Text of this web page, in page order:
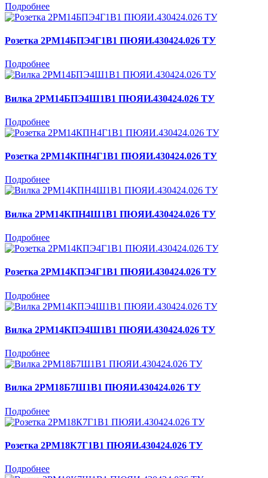
Подробнее
Розетка 2РМ14БПЭ4Г1В1 ПЮЯИ.430424.026 ТУ
Подробнее
Вилка 2РМ14БПЭ4Ш1В1 ПЮЯИ.430424.026 ТУ
Подробнее
Розетка 2РМ14КПН4Г1В1 ПЮЯИ.430424.026 ТУ
Подробнее
Вилка 2РМ14КПН4Ш1В1 ПЮЯИ.430424.026 ТУ
Подробнее
Розетка 2РМ14КПЭ4Г1В1 ПЮЯИ.430424.026 ТУ
Подробнее
Вилка 2РМ14КПЭ4Ш1В1 ПЮЯИ.430424.026 ТУ
Подробнее
Вилка 2РМ18Б7Ш1В1 ПЮЯИ.430424.026 ТУ
Подробнее
Розетка 2РМ18К7Г1В1 ПЮЯИ.430424.026 ТУ
Подробнее